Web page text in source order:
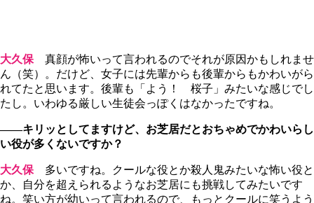
大久保 真顔が怖いって言われるのでそれが原因かもしれませ
ん（笑）。だけど、女子には先輩からも後輩からもかわいがら
れてたと思います。後輩も「よう！ 桜子」みたいな感じでし
たし。いわゆる厳しい生徒会っぽくはなかったですね。
――キリッとしてますけど、お芝居だとおちゃめでかわいらし
い役が多くないですか？
大久保 多いですね。クールな役とか殺人鬼みたいな怖い役と
か、自分を超えられるようなお芝居にも挑戦してみたいです
ね。笑い方が幼いって言われるので、もっとクールに笑うよう